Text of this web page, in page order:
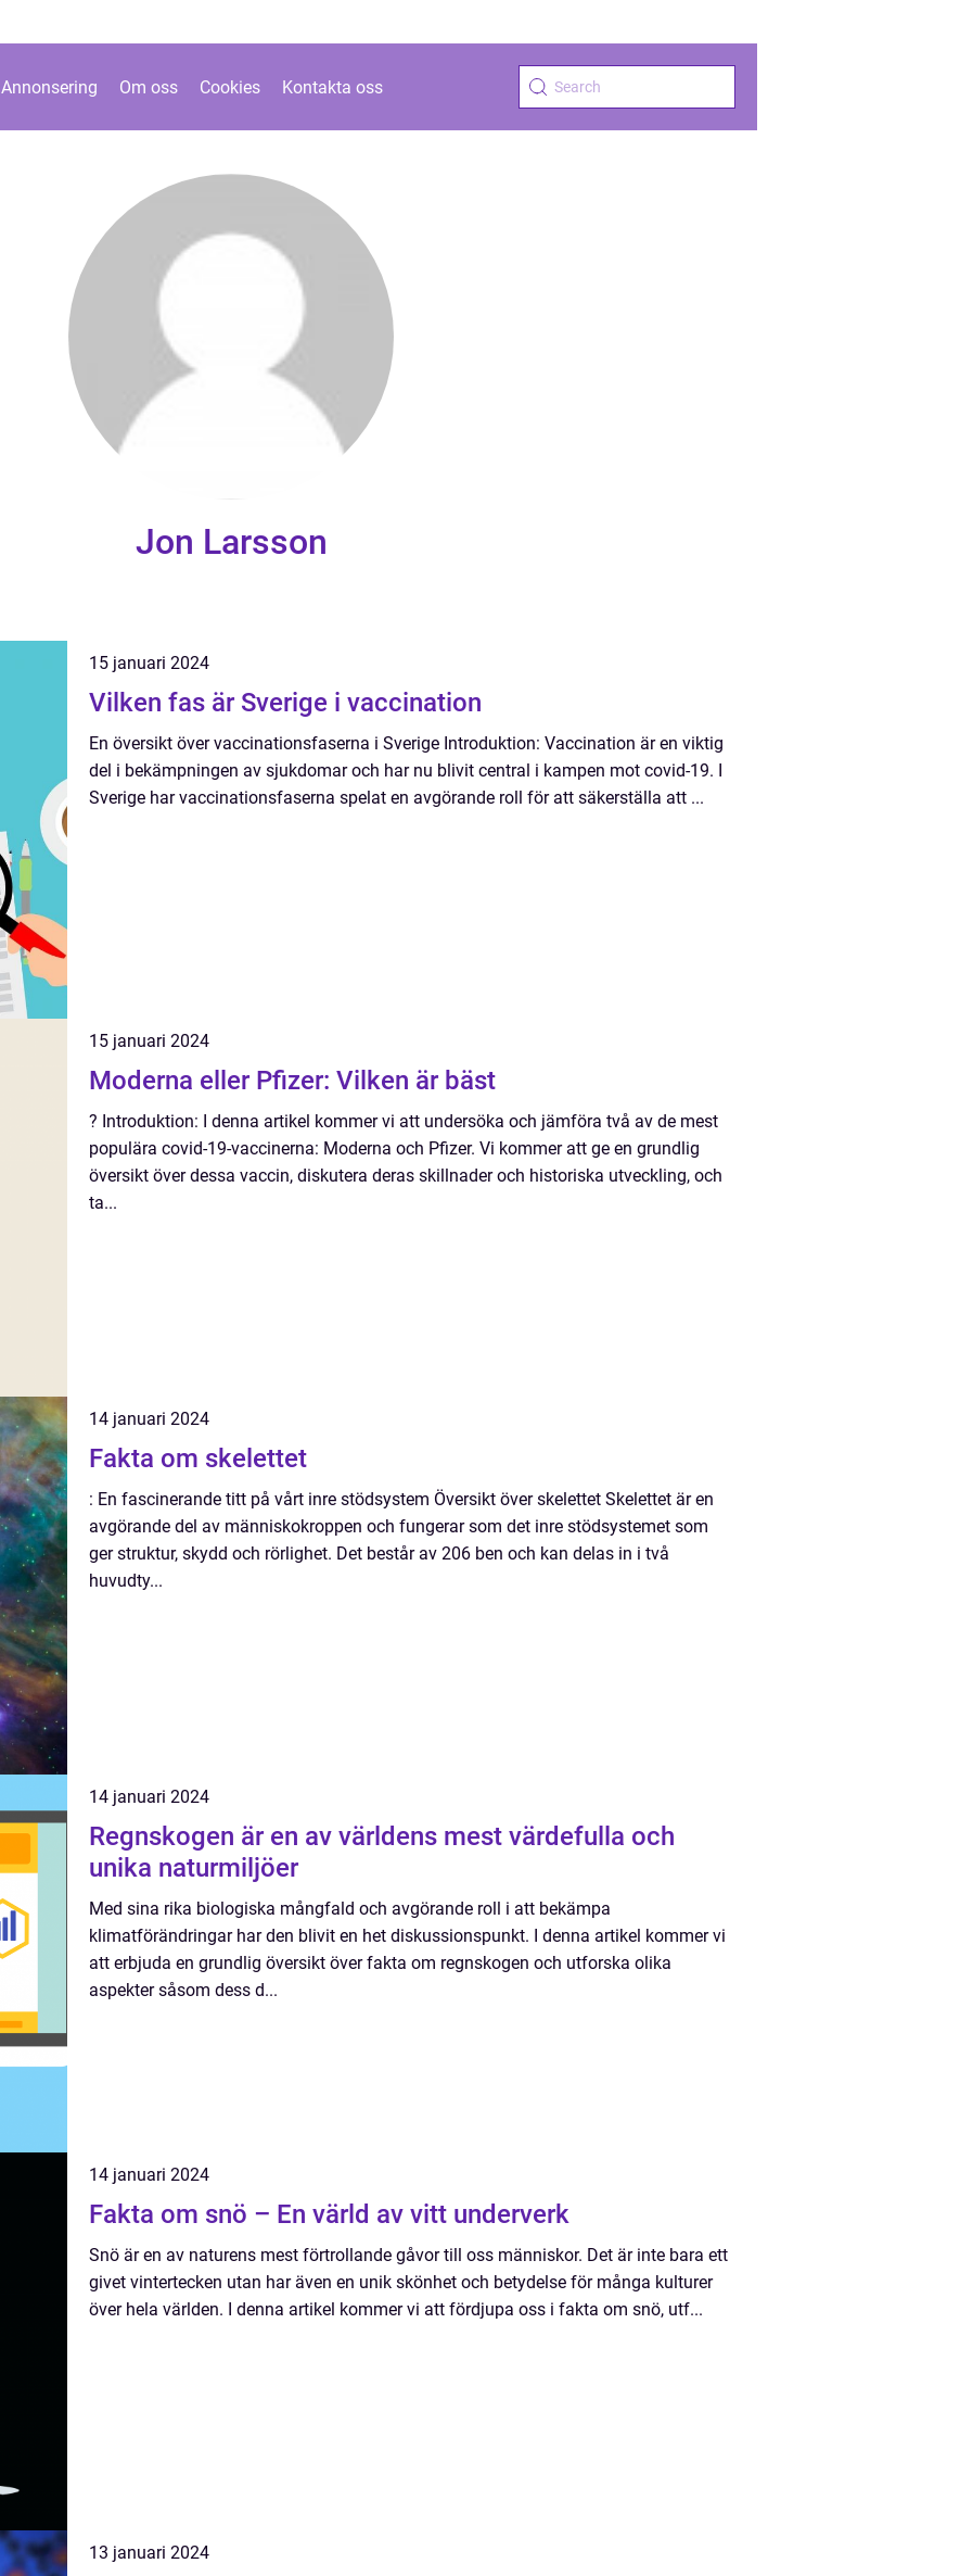
Annonsering Om oss Cookies Kontakta oss
Jon Larsson
15 januari 2024
Vilken fas är Sverige i vaccination
En översikt över vaccinationsfaserna i Sverige Introduktion: Vaccination är en viktig
del i bekämpningen av sjukdomar och har nu blivit central i kampen mot covid-19. I
Sverige har vaccinationsfaserna spelat en avgörande roll för att säkerställa att ...
15 januari 2024
Moderna eller Pfizer: Vilken är bäst
? Introduktion: I denna artikel kommer vi att undersöka och jämföra två av de mest
populära covid-19-vaccinerna: Moderna och Pfizer. Vi kommer att ge en grundlig
översikt över dessa vaccin, diskutera deras skillnader och historiska utveckling, och
ta...
14 januari 2024
Fakta om skelettet
: En fascinerande titt på vårt inre stödsystem Översikt över skelettet Skelettet är en
avgörande del av människokroppen och fungerar som det inre stödsystemet som
ger struktur, skydd och rörlighet. Det består av 206 ben och kan delas in i två
huvudty...
14 januari 2024
Regnskogen är en av världens mest värdefulla och
unika naturmiljöer
Med sina rika biologiska mångfald och avgörande roll i att bekämpa
klimatförändringar har den blivit en het diskussionspunkt. I denna artikel kommer vi
att erbjuda en grundlig översikt över fakta om regnskogen och utforska olika
aspekter såsom dess d...
14 januari 2024
Fakta om snö – En värld av vitt underverk
Snö är en av naturens mest förtrollande gåvor till oss människor. Det är inte bara ett
givet vintertecken utan har även en unik skönhet och betydelse för många kulturer
över hela världen. I denna artikel kommer vi att fördjupa oss i fakta om snö, utf...
13 januari 2024